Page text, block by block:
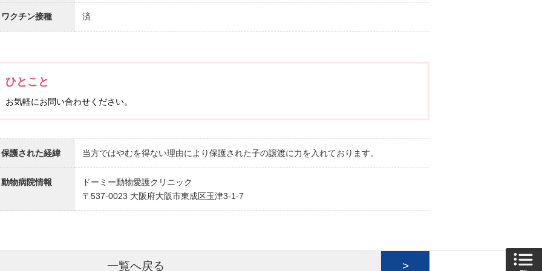
ワクチン接種 済
ひとこと
お気軽にお問い合わせください。
保護された経緯 当方ではやむを得ない理由により保護された子の譲渡に力を入れております。
動物病院情報
ドーミー動物愛護クリニック
〒537-0023 大阪府大阪市東成区玉津3-1-7
>
一覧へ戻る